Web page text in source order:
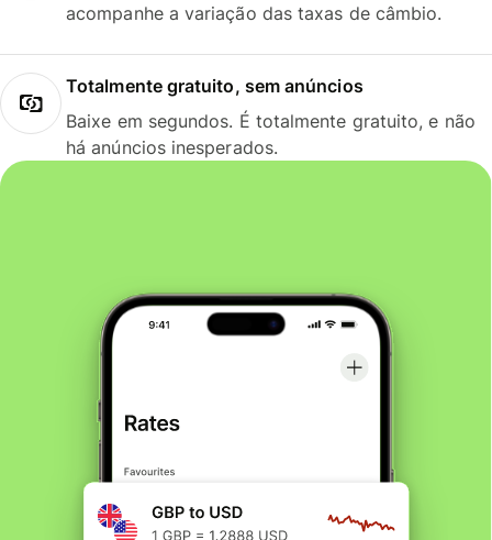
acompanhe a variação das taxas de câmbio.
Totalmente gratuito, sem anúncios
Baixe em segundos. É totalmente gratuito, e não
há anúncios inesperados.